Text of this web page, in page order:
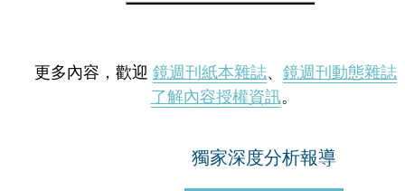
更多內容，歡迎 鏡週刊紙本雜誌、 鏡週刊動態雜誌
了解內容授權資訊。
獨家深度分析報導